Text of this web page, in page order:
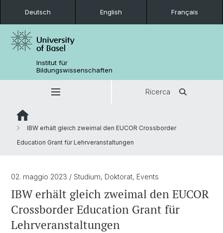
Deutsch English Français
Institut für
Bildungswissenschaften
Ricerca
IBW erhält gleich zweimal den EUCOR Crossborder
Education Grant für Lehrveranstaltungen
02. maggio 2023 / Studium, Doktorat, Events
IBW erhält gleich zweimal den EUCOR
Crossborder Education Grant für
Lehrveranstaltungen